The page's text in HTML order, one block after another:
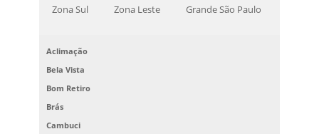
Zona Sul Zona Leste Grande São Paulo
Aclimação
Bela Vista
Bom Retiro
Brás
Cambuci